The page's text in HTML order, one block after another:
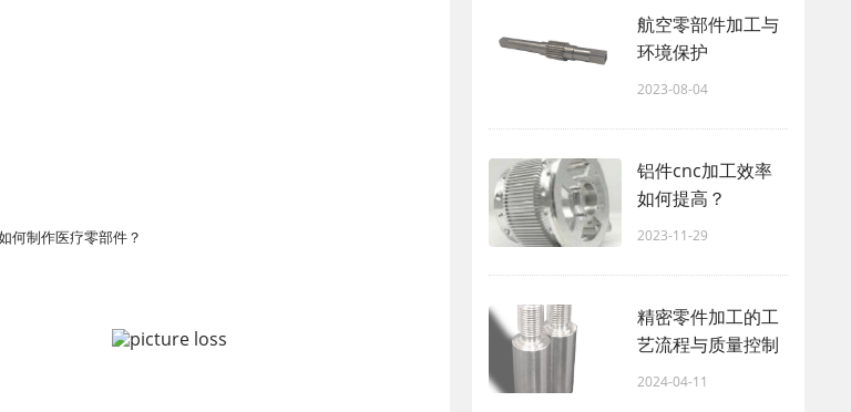
何制作医疗零部件？
航空零部件加工与
环境保护
2023-08-04
铝件cnc加工效率
如何提高？
2023-11-29
精密零件加工的工
艺流程与质量控制
2024-04-11